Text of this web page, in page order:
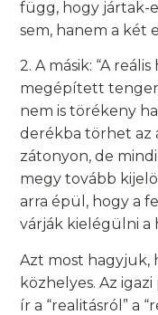
függ, hogy jártak-
sem, hanem a két
2. A másik: “A
megépített
nem is törékeny
derékba törhet az
zátonyon, de
megy tovább
arra épül, hogy a
várják kielégülni a
Azt most hagyjuk,
közhelyes. Az
ír a “realitásról” a